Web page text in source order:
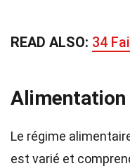
READ ALSO: 34
Le régime
est varié et